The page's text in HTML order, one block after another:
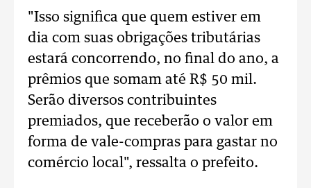
"Isso significa que quem estiver em
dia com suas obrigações tributárias
estará concorrendo, no final do ano, a
prêmios que somam até R$ 50 mil.
Serão diversos contribuintes
premiados, que receberão o valor em
forma de vale-compras para gastar no
comércio local", ressalta o prefeito.